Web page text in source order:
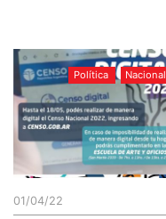
Política Nacional
01/04/22